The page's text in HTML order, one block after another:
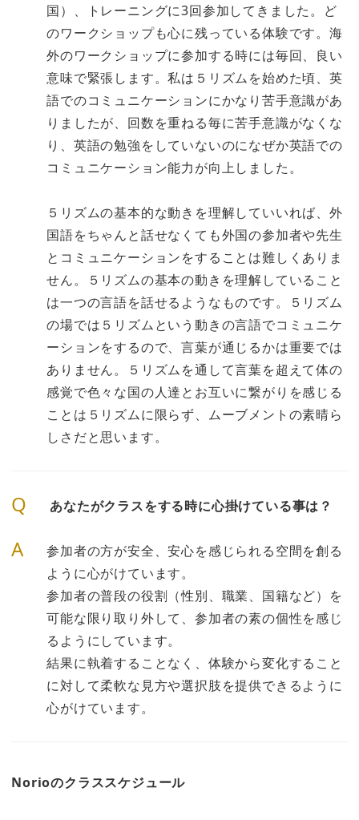
国）、トレーニングに3回参加してきました。ど
のワークショップも心に残っている体験です。海
外のワークショップに参加する時には毎回、良い
意味で緊張します。私は５リズムを始めた頃、英
語でのコミュニケーションにかなり苦手意識があ
りましたが、回数を重ねる毎に苦手意識がなくな
り、英語の勉強をしていないのになぜか英語での
コミュニケーション能力が向上しました。
５リズムの基本的な動きを理解していいれば、外
国語をちゃんと話せなくても外国の参加者や先生
とコミュニケーションをすることは難しくありま
せん。５リズムの基本の動きを理解していること
は一つの言語を話せるようなものです。５リズム
の場では５リズムという動きの言語でコミュニケ
ーションをするので、言葉が通じるかは重要では
ありません。５リズムを通して言葉を超えて体の
感覚で色々な国の人達とお互いに繋がりを感じる
ことは５リズムに限らず、ムーブメントの素晴ら
しさだと思います。
Q あなたがクラスをする時に心掛けている事は？
A
参加者の方が安全、安心を感じられる空間を創る
ように心がけています。
参加者の普段の役割（性別、職業、国籍など）を
可能な限り取り外して、参加者の素の個性を感じ
るようにしています。
結果に執着することなく、体験から変化すること
に対して柔軟な見方や選択肢を提供できるように
心がけています。
Norioのクラススケジュール